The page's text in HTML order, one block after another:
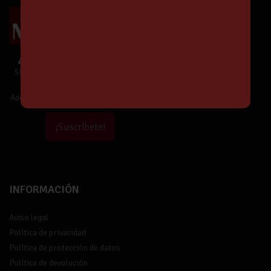
¿Te unes a Nuestra Comunidad?
SUSCRÍBETE y estarás informado de
Además,
¡Suscríbete!
INFORMACIÓN
Aviso legal
Política de privacidad
Política de protección de datos
Política de devolución